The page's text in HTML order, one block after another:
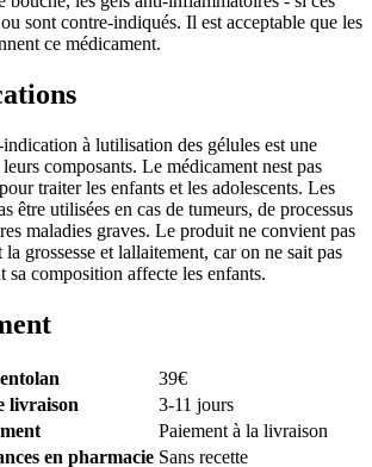
sont contre-indiqués. Il est acceptable que les
ce médicament.
à lutilisation des gélules est une
composants. Le médicament nest pas
traiter les enfants et les adolescents. Les
être utilisées en cas de tumeurs, de processus
maladies graves. Le produit ne convient pas
grossesse et lallaitement, car on ne sait pas
sa composition affecte les enfants.
39€
livraison
3-11 jours
Paiement à la livraison
en pharmacie Sans recette